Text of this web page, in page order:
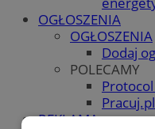
OGŁOSZENIA
OGŁOSZENIA
Dodaj
POLECAMY
REKLAMA